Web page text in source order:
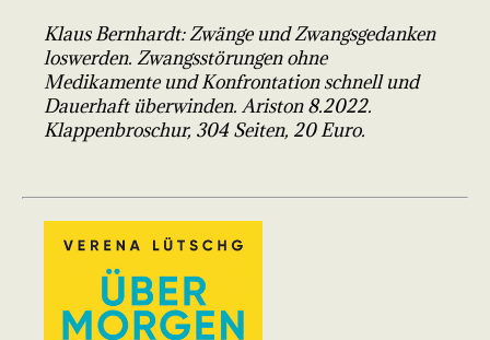
Klaus Bernhardt: Zwänge und Zwangsgedanken
loswerden. Zwangsstörungen ohne
Medikamente und Konfrontation schnell und
Dauerhaft überwinden. Ariston 8.2022.
Klappenbroschur, 304 Seiten, 20 Euro.